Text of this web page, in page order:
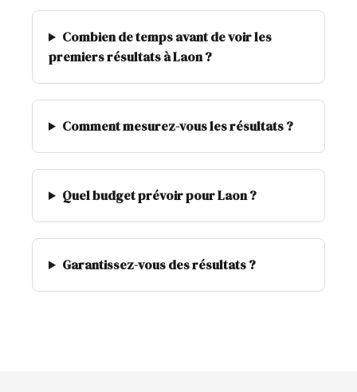
Combien de temps avant de voir les
premiers résultats à Laon ?
Comment mesurez-vous les résultats ?
Quel budget prévoir pour Laon ?
Garantissez-vous des résultats ?